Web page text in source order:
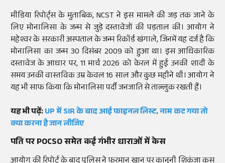
मीडिया रिपोर्ट्स के मुताबिक, NCST ने इस मामले की जड़ तक जाने के
लिए मोनालिसा के जन्म से जुड़े दस्तावेजों की पड़ताल की। आयोग ने
महेश्वर के सरकारी अस्पताल के जन्म रिकॉर्ड खंगाले, जिनमें यह दर्ज है कि
मोनालिसा का जन्म 30 दिसंबर 2009 को हुआ था। इस आधिकारिक
दस्तावेज के आधार पर, 11 मार्च 2026 को केरल में हुई उनकी शादी के
समय उनकी वास्तविक उम्र केवल 16 साल और कुछ महीने थी। आयोग ने
यह भी साफ किया कि मोनालिसा पर्दी जनजाति से ताल्लुक रखती हैं।
यह भी पढ़ें:UP में SIR के बाद आई फाइनल लिस्ट, नाम कट गया तो
क्या करना है जान लीजिए
पति पर POCSO समेत कई गंभीर धाराओं में केस